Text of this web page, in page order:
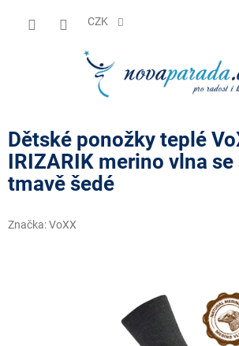
CZK
Dětské ponožky teplé
IRIZARIK merino vlna
tmavě šedé
Značka:VoXX